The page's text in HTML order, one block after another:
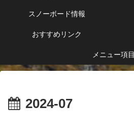
スノーボード情報
おすすめリンク
メニュー項目
2024-07